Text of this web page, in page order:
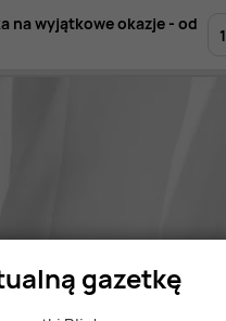
gazetkę
na wyjątkowe okazje - od
1